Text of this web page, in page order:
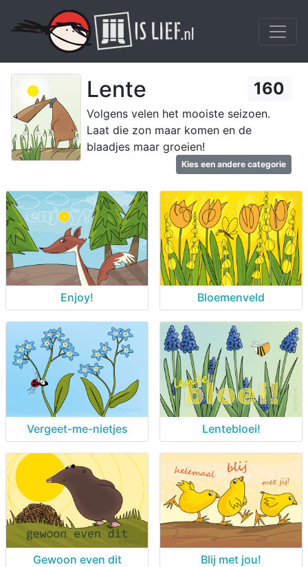
Lente 160
Volgens velen het mooiste seizoen.
Laat die zon maar komen en de
blaadjes maar groeien!
Kies een andere categorie
Enjoy! Bloemenveld
Vergeet-me-nietjes Lentebloei!
Gewoon even dit Blij met jou!